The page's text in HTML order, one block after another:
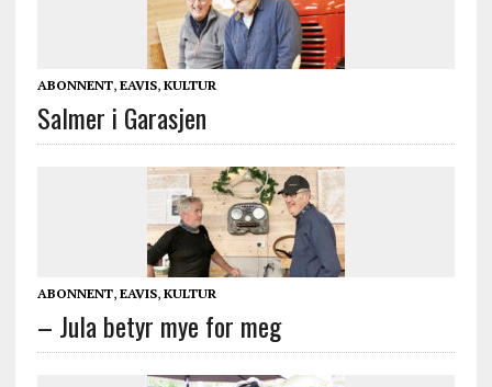
ABONNENT, EAVIS, KULTUR
Salmer i Garasjen
ABONNENT, EAVIS, KULTUR
– Jula betyr mye for meg